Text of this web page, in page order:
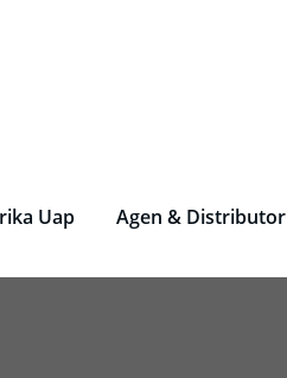
Uap Agen & Distributor